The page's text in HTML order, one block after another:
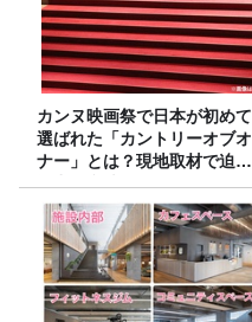
カンヌ映画祭で日本が初めて
選ばれた「カントリーオブオ
ナー」とは？現地取材で迫る
選出の意味